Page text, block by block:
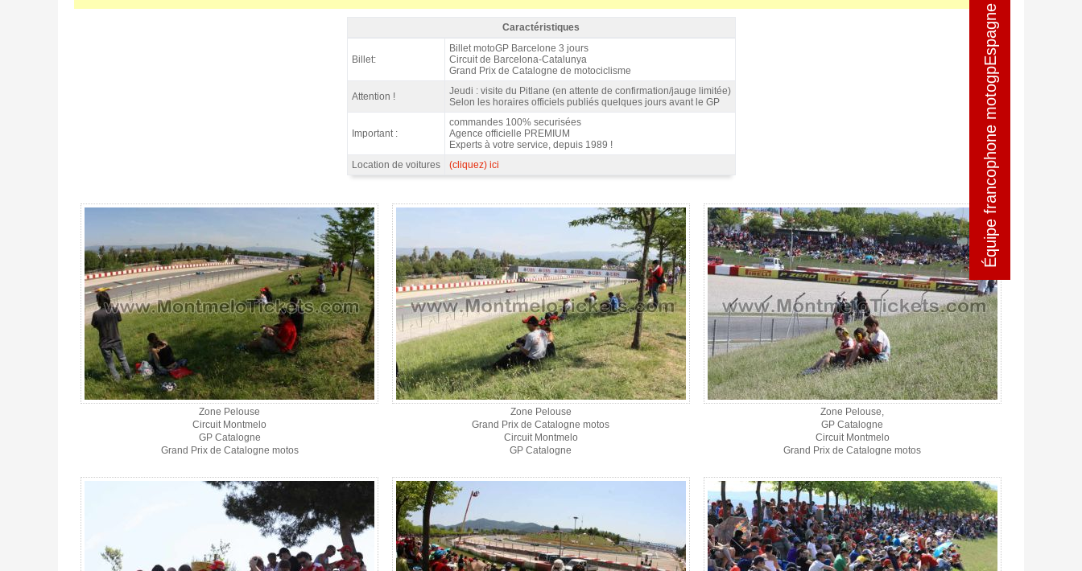
Équipe francophone motogpEspagne
Équipe francophone motogpEspagne
Pelouse 3 jours motoGP Barcelone 2027 - Caractéristiques
Caractéristiques
Billet:
Billet motoGP Barcelone 3 jours
Circuit de Barcelona-Catalunya
Grand Prix de Catalogne de motociclisme
Attention !
Jeudi : visite du Pitlane (en attente de confirmation/jauge limitée)
Selon les horaires officiels publiés quelques jours avant le GP
Important :
commandes 100% securisées
Agence officielle PREMIUM
Experts à votre service, depuis 1989 !
Location de voitures
(cliquez) ici
Zone Pelouse
Circuit Montmelo
GP Catalogne
Grand Prix de Catalogne motos
Zone Pelouse
Grand Prix de Catalogne motos
Circuit Montmelo
GP Catalogne
Zone Pelouse,
GP Catalogne
Circuit Montmelo
Grand Prix de Catalogne motos